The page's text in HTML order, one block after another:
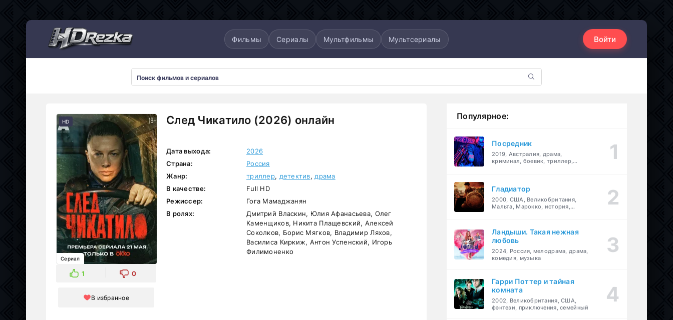
Фильмы Сериалы Мультфильмы Мультсериалы Войти
След Чикатило (2026) онлайн
HD
Сериал
1 0
В избранное
Дата выхода:
2026
Страна:
Россия
Жанр:
триллер, детектив, драма
В качестве:
Full HD
Режиссер:
Гога Мамаджанян
В ролях:
Дмитрий Власкин, Юлия Афанасьева, Олег
Каменщиков, Никита Плащевский, Алексей
Соколков, Борис Мягков, Владимир Ляхов,
Василиса Киркиж, Антон Успенский, Игорь
Филимоненко
Популярное:
Посредник
2019, Австралия, драма,
криминал, боевик, триллер,
Гладиатор
2000, США, Великобритания,
Мальта, Марокко, история,
Ландыши. Такая нежная
любовь
2024, Россия, мелодрама, драма,
комедия, музыка
Гарри Поттер и тайная
комната
2002, Великобритания, США,
фэнтези, приключения, семейный
Мультсериалы